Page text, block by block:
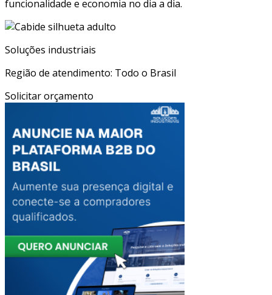
funcionalidade e economia no dia a dia.
Soluções industriais
Região de atendimento: Todo o Brasil
Solicitar orçamento